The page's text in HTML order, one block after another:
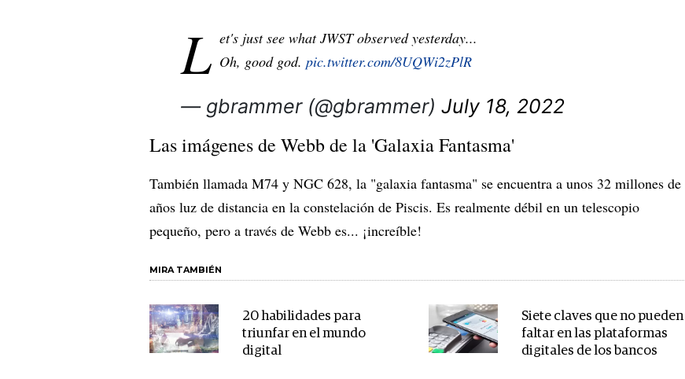
L et's just see what JWST observed yesterday...
Oh, good god. pic.twitter.com/8UQWi2zPlR
— gbrammer (@gbrammer) July 18, 2022
Las imágenes de Webb de la 'Galaxia Fantasma'
También llamada M74 y NGC 628, la "galaxia fantasma" se encuentra a unos 32 millones de
años luz de distancia en la constelación de Piscis. Es realmente débil en un telescopio
pequeño, pero a través de Webb es... ¡increíble!
MIRA TAMBIÉN
20 habilidades para
triunfar en el mundo
digital
Siete claves que no pueden
faltar en las plataformas
digitales de los bancos